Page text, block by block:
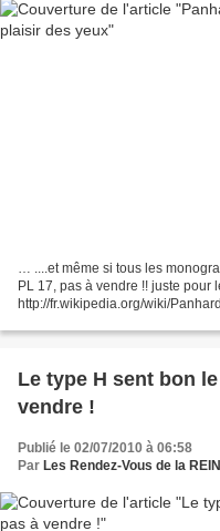
… ....et même si tous les
PL 17, pas à vendre !! juste pour
http://fr.wikipedia.org/wiki/
Le type H sent bon
vendre !
Publié le 02/07/2010 à 06:58
Par Les Rendez-Vous de la